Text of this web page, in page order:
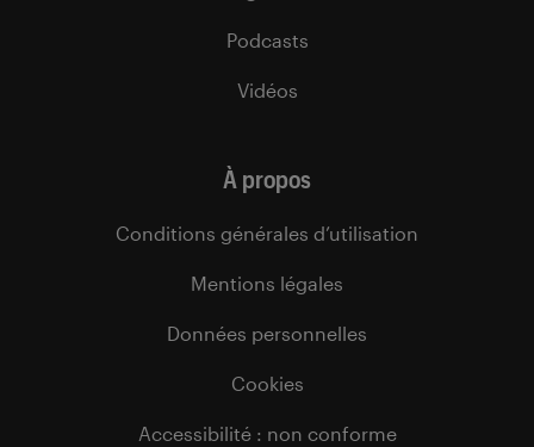
Podcasts
Vidéos
À propos
Conditions générales d’utilisation
Mentions légales
Données personnelles
Cookies
Accessibilité : non conforme